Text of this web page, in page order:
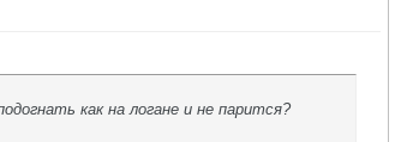
как на логане и не парится?